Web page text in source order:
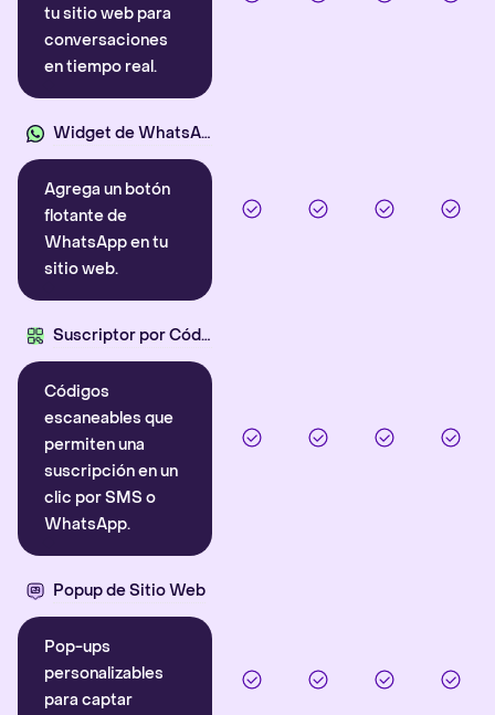
tu sitio web para
conversaciones
en tiempo real.
Widget de WhatsApp
Agrega un botón
flotante de
WhatsApp en tu
sitio web.
Suscriptor por Código QR
Códigos
escaneables que
permiten una
suscripción en un
clic por SMS o
WhatsApp.
Popup de Sitio Web
Pop-ups
personalizables
para captar